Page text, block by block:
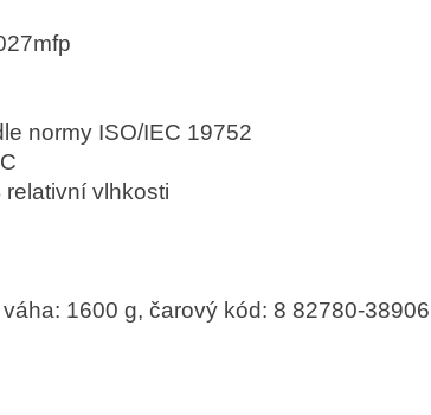
normy ISO/IEC 19752
vlhkosti
1600 g, čarový kód: 8 82780-